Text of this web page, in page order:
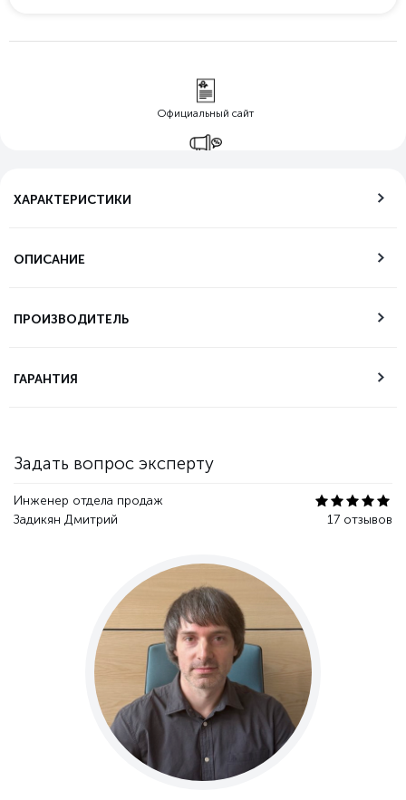
Официальный сайт
Задать вопрос эксперту
Инженер отдела продаж
Задикян Дмитрий
17 отзывов
ХАРАКТЕРИСТИКИ
ОПИСАНИЕ
ПРОИЗВОДИТЕЛЬ
ГАРАНТИЯ